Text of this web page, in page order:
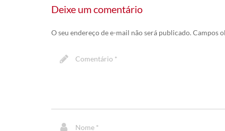
Deixe um comentário
O seu endereço de e-mail não será publicado. Campos